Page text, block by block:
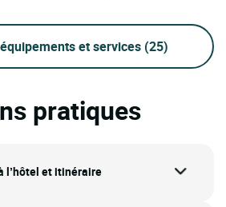
et services (25)
pratiques
l’hôtel et itinéraire